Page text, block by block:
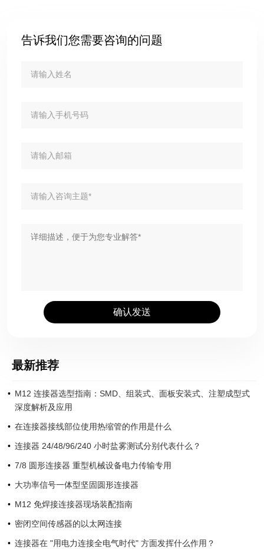
告诉我们您需要咨询的问题
确认发送
最新推荐
M12 连接器选型指南：SMD、组装式、面板安装式、注塑成型式
深度解析及应用
在连接器接线部位使用热缩管的作用是什么
连接器 24/48/96/240 小时盐雾测试分别代表什么？
7/8 圆形连接器 重型机械设备电力传输专用
大功率信号一体型坚固圆形连接器
M12 免焊接连接器现场装配指南
密闭空间传感器的以太网连接
连接器在 "用电力连接全电气时代" 方面发挥什么作用？